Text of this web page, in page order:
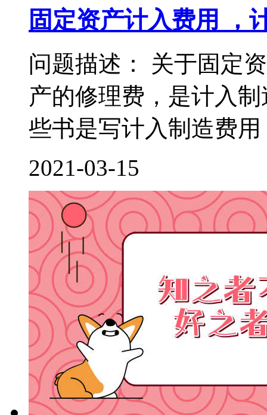
固定资产计入费用 ，
问题描述： 关于固定
产的修理费，是计入
些书是写计入制造费
2021-03-15